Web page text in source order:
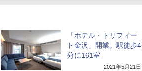
「ホテル・トリフィー
ト金沢」開業。駅徒歩4
分に161室
2021年5月21日